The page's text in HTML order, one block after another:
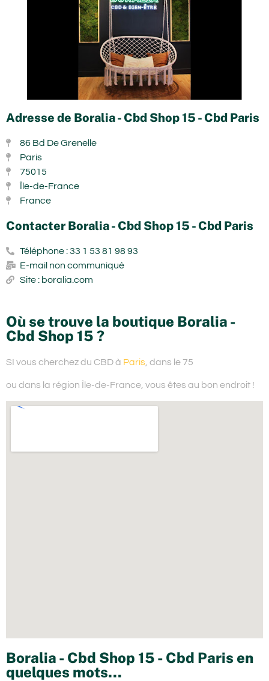
Adresse de Boralia - Cbd Shop 15 - Cbd Paris
86 Bd De Grenelle
Paris
75015
Île-de-France
France
Contacter Boralia - Cbd Shop 15 - Cbd Paris
Téléphone : 33 1 53 81 98 93
E-mail non communiqué
Site : boralia.com
Où se trouve la boutique Boralia -
Cbd Shop 15 ?
SI vous cherchez du CBD à Paris , dans le 75
ou dans la région Île-de-France, vous êtes au bon endroit !
Boralia - Cbd Shop 15 - Cbd Paris en
quelques mots...